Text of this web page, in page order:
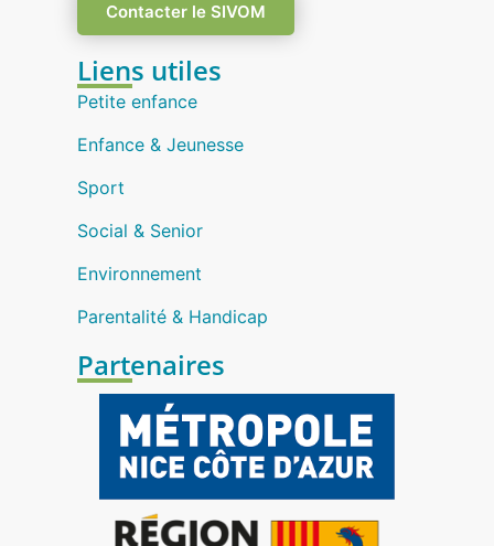
Contacter le SIVOM
Liens utiles
Petite enfance
Enfance & Jeunesse
Sport
Social & Senior
Environnement
Parentalité & Handicap
Partenaires